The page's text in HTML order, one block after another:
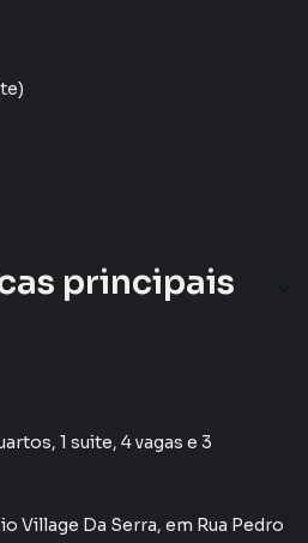
principais
1 suite, 4 vagas e 3
Village Da Serra, em Rua Pedro